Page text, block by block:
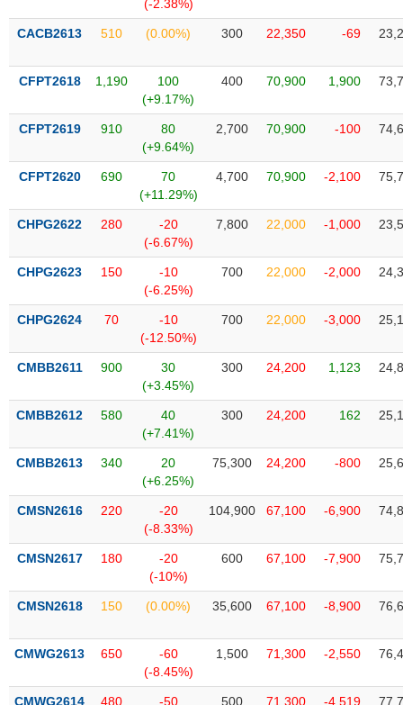
(-2.38%)
CACB2613 510 (0.00%) 300 22,350 -69
CFPT2618 1,190
100
(+9.17%)
400 70,900 1,900
CFPT2619 910
80
(+9.64%)
2,700 70,900 -100
CFPT2620 690
70
(+11.29%)
4,700 70,900 -2,100
CHPG2622 280
-20
(-6.67%)
7,800 22,000 -1,000
CHPG2623 150
-10
(-6.25%)
700 22,000 -2,000
CHPG2624 70
-10
(-12.50%)
700 22,000 -3,000
CMBB2611 900
30
(+3.45%)
300 24,200 1,123
CMBB2612 580
40
(+7.41%)
300 24,200 162
CMBB2613 340
20
(+6.25%)
75,300 24,200 -800
CMSN2616 220
-20
(-8.33%)
104,900 67,100 -6,900
CMSN2617 180
-20
(-10%)
600 67,100 -7,900
CMSN2618 150 (0.00%) 35,600 67,100 -8,900
CMWG2613 650
-60
(-8.45%)
1,500 71,300 -2,550
CMWG2614 480
-50
500 71,300 -4,519
chứng
khoán
Tất cả Cổ phiếu Chỉ số Chứng chỉ quỹ Chứng
Lãnh
(-)
Người nội bộ
tức
(-)
của
(-)
Báo
phân
tích
ngữ
(-)